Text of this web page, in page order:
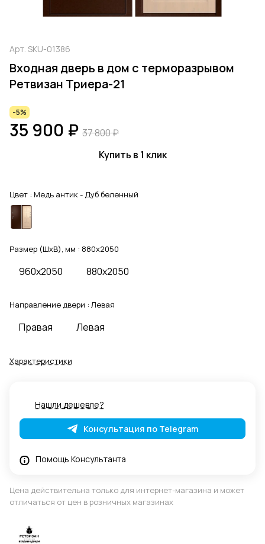
Арт. SKU-01386
Входная дверь в дом с терморазрывом
Ретвизан Триера-21
-5%
35 900 ₽ 37 800 ₽
Купить в 1 клик
Цвет : Медь антик - Дуб беленный
Размер (ШхВ), мм : 880x2050
960x2050 880x2050
Направление двери : Левая
Правая Левая
Характеристики
Нашли дешевле?
Консультация по Telegram
Помощь Консультанта
Цена действительна только для интернет-магазина и может
отличаться от цен в розничных магазинах